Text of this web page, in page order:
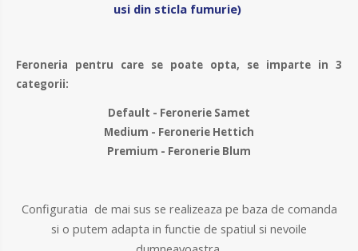
usi din sticla fumurie)
Feroneria pentru care se poate opta, se imparte in 3
categorii:
Default - Feronerie Samet
Medium - Feronerie Hettich
Premium - Feronerie Blum
Configuratia de mai sus se realizeaza pe baza de comanda
si o putem adapta in functie de spatiul si nevoile